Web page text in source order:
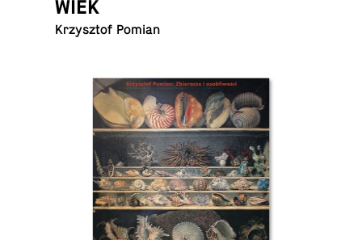
WIEK
Krzysztof Pomian